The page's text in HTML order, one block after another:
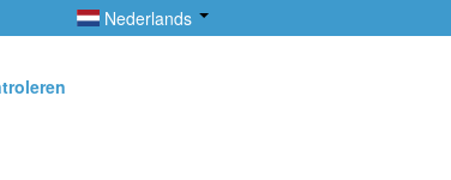
Nederlands